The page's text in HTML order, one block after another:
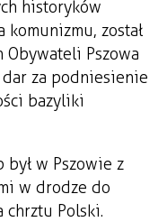
historyków
komunizmu, został
Obywateli Pszowa
za podniesienie
bazyliki
był w Pszowie z
w drodze do
chrztu Polski.